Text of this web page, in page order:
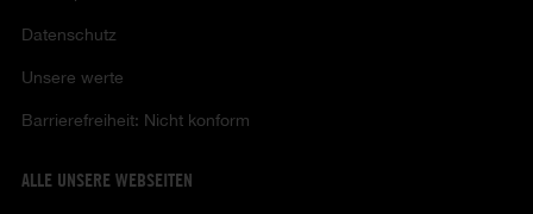
Datenschutz
Unsere werte
Barrierefreiheit: Nicht konform
ALLE UNSERE WEBSEITEN